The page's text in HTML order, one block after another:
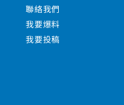
聯絡我們
我要爆料
我要投稿